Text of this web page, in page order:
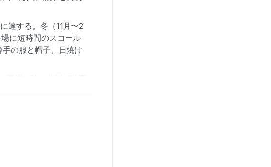
達する。冬（11月〜2
に短時間のスコール
の服と帽子、日焼け
台風や雪の心配はな